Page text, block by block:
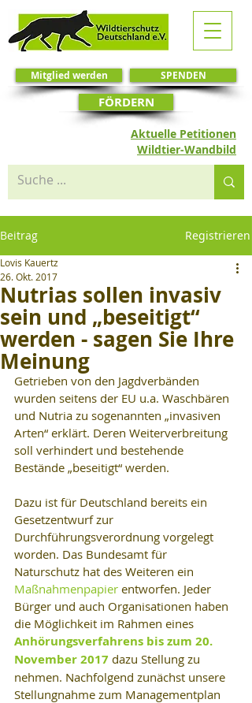
SPENDEN
Mitglied werden
Aktuelle Petitionen
FÖRDERN
Wildtier-Wandbild
Beitrag Registrieren
Nutrias sollen invasiv
sein und „beseitigt“
werden - sagen Sie Ihre
Meinung
Lovis Kauertz
26. Okt. 2017
Getrieben von den Jagdverbänden
wurden seitens der EU u.a. Waschbären
und Nutria zu sogenannten „invasiven
Arten“ erklärt. Deren Weiterverbreitung
soll verhindert und bestehende
Bestände „beseitigt“ werden.
Dazu ist für Deutschland bereits ein
Gesetzentwurf zur
Durchführungsverordnung vorgelegt
worden. Das Bundesamt für
Naturschutz hat des Weiteren ein
Maßnahmenpapier entworfen. Jeder
Bürger und auch Organisationen haben
die Möglichkeit im Rahmen eines
Anhörungsverfahrens bis zum 20.
November 2017 dazu Stellung zu
nehmen. Nachfolgend zunächst unsere
Stellungnahme zum Managementplan